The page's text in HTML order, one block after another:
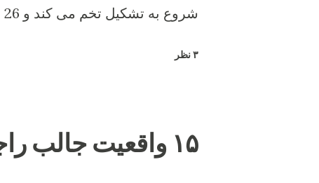
۳ نظر
۱۵ واقعیت جالب راجع به مرغ وخروس